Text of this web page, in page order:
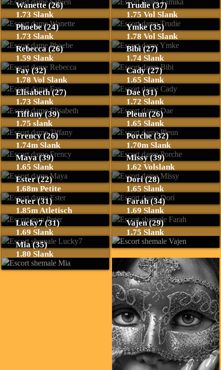
Wanette (26)
1.73 Slank
Trudie (37)
1.75 Vol Slank
Phoebe (24)
1.73 Slank
Ymke (35)
1.78 Vol Slank
Rebecca (26)
1.59 Slank
Bibi (27)
1.74 Slank
Fay (32)
1.78 Vol Slank
Cady (27)
1.65 Slank
Elisabeth (27)
1.73 Slank
Dae (31)
1.72 Slank
Tiffany (39)
1.75 slank
Pleun (26)
1.65 Slank
Frency (26)
1.74m Slank
Porche (32)
1.70m Slank
Maya (39)
1.65 Slank
Missy (39)
1.62 Volslank
Ester (22)
1.68m Petite
Dori (28)
1.65 Slank
Peter (31)
1.85m Atletisch
Farah (34)
1.69 Slank
Lucky7 (31)
1.69 Slank
Vajen (29)
1.75 Slank
Mia (35)
1.80 Slank